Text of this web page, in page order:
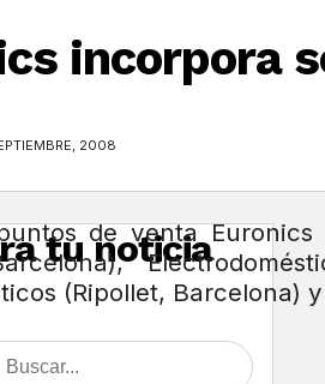
tu noticia
incorpora
2008
de venta Euronics
(Ripollet, Barcelona)